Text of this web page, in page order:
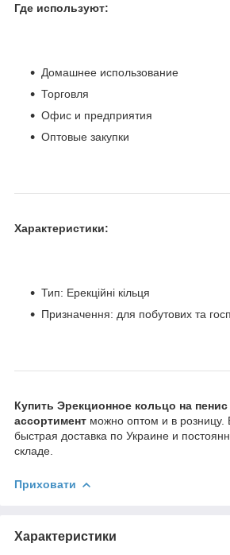
Где используют:
Домашнее использование
Торговля
Офис и предприятия
Оптовые закупки
Характеристики:
Тип: Ерекційні кільця
Призначення: для побутових та
Купить Эрекционное кольцо на
ассортимент можно оптом и в розницу.
быстрая доставка по Украине и
складе.
Приховати
Характеристики